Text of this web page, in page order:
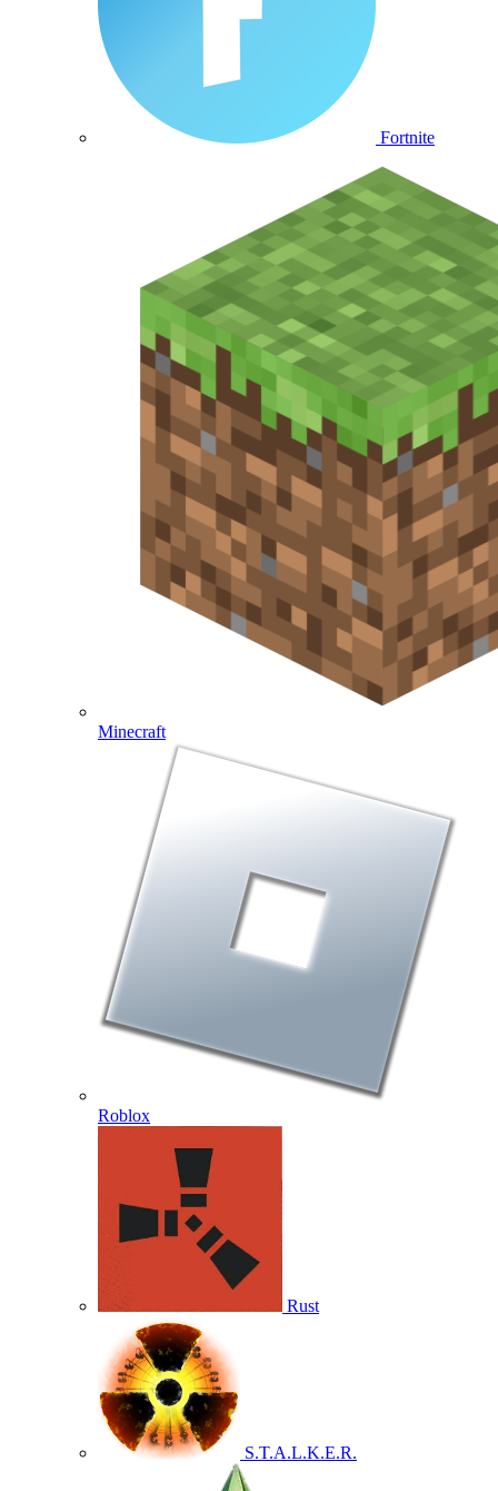
Fortnite
Minecraft
Roblox
Rust
S.T.A.L.K.E.R.